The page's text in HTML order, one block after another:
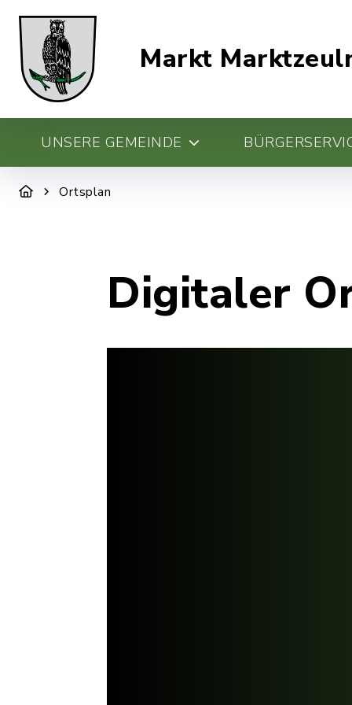
Markt
UNSERE GEMEINDE
Ortsplan
Digitaler